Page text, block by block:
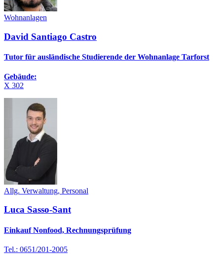
Wohnanlagen
David Santiago Castro
Tutor für ausländische Studierende der Wohnanlage Tarforst
Gebäude:
X 302
Allg. Verwaltung, Personal
Luca Sasso-Sant
Einkauf Nonfood, Rechnungsprüfung
Tel.: 0651/201-2005